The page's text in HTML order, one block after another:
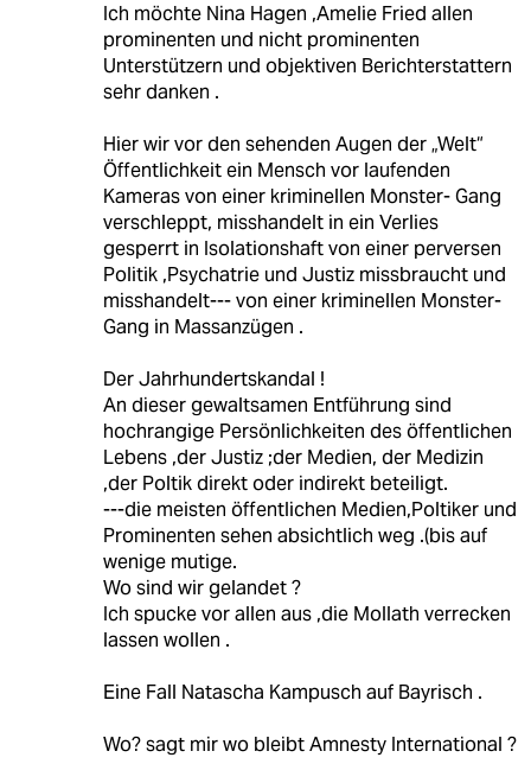
Ich möchte Nina Hagen ,Amelie Fried allen
prominenten und nicht prominenten
Unterstützern und objektiven Berichterstattern
sehr danken .
Hier wir vor den sehenden Augen der „Welt“
Öffentlichkeit ein Mensch vor laufenden
Kameras von einer kriminellen Monster- Gang
verschleppt, misshandelt in ein Verlies
gesperrt in Isolationshaft von einer perversen
Politik ,Psychatrie und Justiz missbraucht und
misshandelt--- von einer kriminellen Monster-
Gang in Massanzügen .
Der Jahrhundertskandal !
An dieser gewaltsamen Entführung sind
hochrangige Persönlichkeiten des öffentlichen
Lebens ,der Justiz ;der Medien, der Medizin
,der Poltik direkt oder indirekt beteiligt.
---die meisten öffentlichen Medien,Poltiker und
Prominenten sehen absichtlich weg .(bis auf
wenige mutige.
Wo sind wir gelandet ?
Ich spucke vor allen aus ,die Mollath verrecken
lassen wollen .
Eine Fall Natascha Kampusch auf Bayrisch .
Wo? sagt mir wo bleibt Amnesty International ?